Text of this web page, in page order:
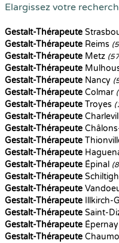
Elargissez votre
Gestalt-Thérapeute
Gestalt-Thérapeute Reims
Gestalt-Thérapeute Metz
Gestalt-Thérapeute
Gestalt-Thérapeute Nancy
Gestalt-Thérapeute Colmar
Gestalt-Thérapeute Troyes
Gestalt-Thérapeute
Gestalt-Thérapeute
Gestalt-Thérapeute
Gestalt-Thérapeute
Gestalt-Thérapeute Épinal
Gestalt-Thérapeute
Gestalt-Thérapeute
Gestalt-Thérapeute Illkirch-
Gestalt-Thérapeute Saint-
Gestalt-Thérapeute Épernay
Gestalt-Thérapeute